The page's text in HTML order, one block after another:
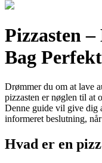
Pizzasten
Bag
Drømmer du om at lave
pizzasten er nøglen til at
Denne guide vil give dig
informeret beslutning,
Hvad er en